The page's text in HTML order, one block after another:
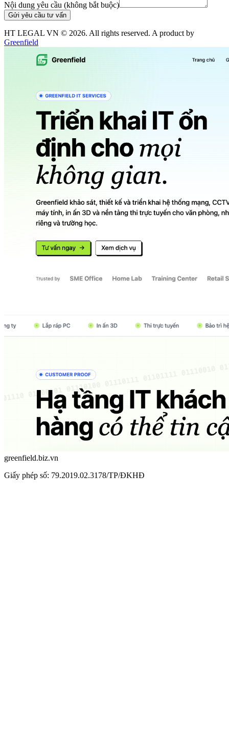
Nội dung yêu cầu (không bắt buộc)
Gửi yêu cầu tư vấn
HT LEGAL VN © 2026. All rights reserved. A product by
Greenfield
greenfield.biz.vn
Giấy phép số: 79.2019.02.3178/TP/ĐKHĐ